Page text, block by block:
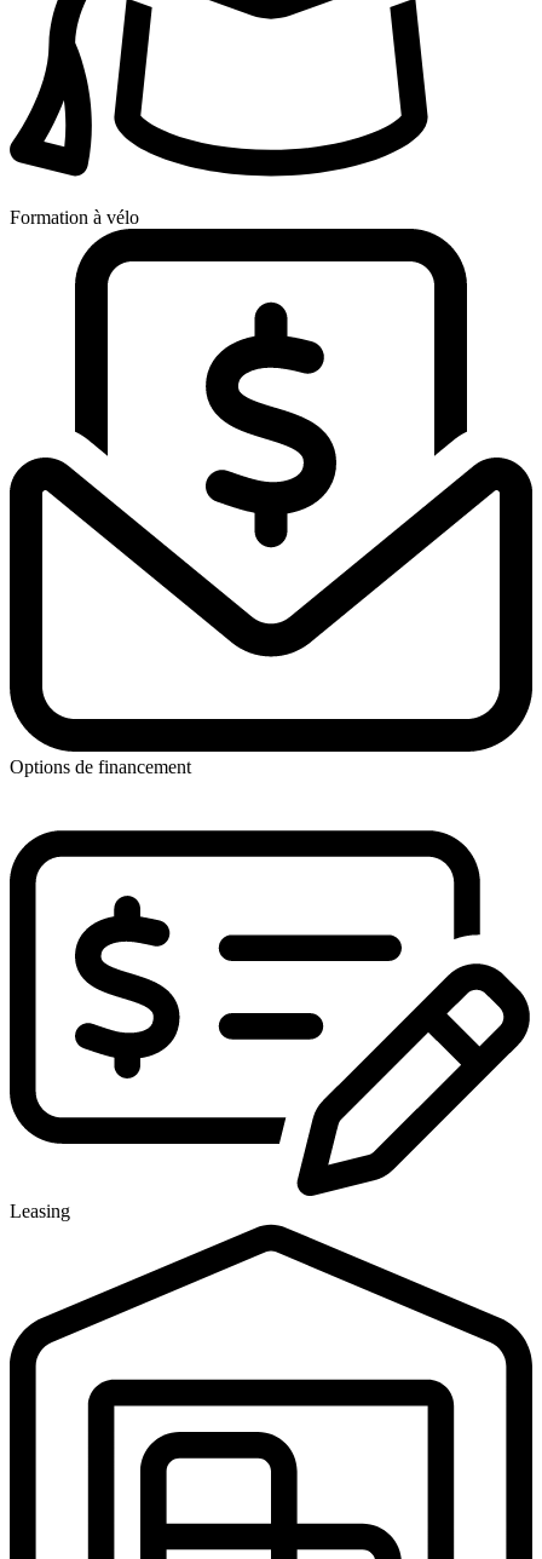
Formation à vélo
Options de financement
Leasing